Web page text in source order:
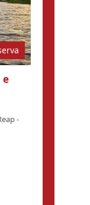
e
-